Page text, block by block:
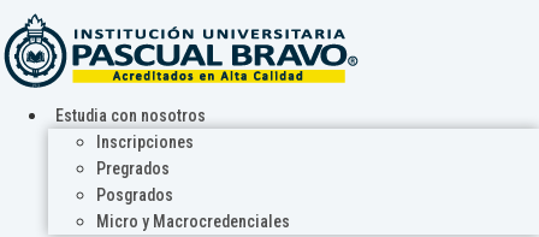
Estudia con nosotros
Inscripciones
Pregrados
Posgrados
Micro y Macrocredenciales